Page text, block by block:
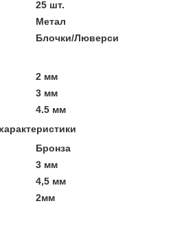
25 шт.
Метал
Блочки/Люверси
2 мм
3 мм
4.5 мм
Бронза
3 мм
4,5 мм
2мм